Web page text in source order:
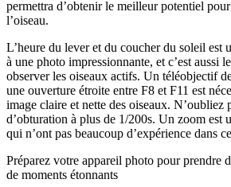
permettra d’obtenir le meilleur potentiel
l’oiseau.
L’heure du lever et du coucher du soleil est
à une photo impressionnante, et c’est aussi
observer les oiseaux actifs. Un téléobjectif
une ouverture étroite entre F8 et F11 est
image claire et nette des oiseaux. N’oubliez
d’obturation à plus de 1/200s. Un zoom est
qui n’ont pas beaucoup d’expérience dans
Préparez votre appareil photo pour prendre
de moments étonnants